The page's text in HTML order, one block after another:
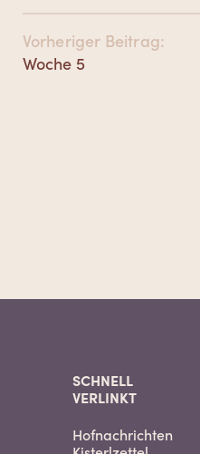
Vorheriger Beitrag:
Vorheriger
Woche 5
SCHNELL
VERLINKT
Hofnachrichten